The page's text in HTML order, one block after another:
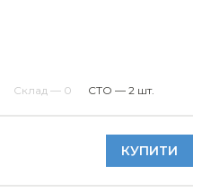
Склад — 0 СТО — 2 шт.
КУПИТИ